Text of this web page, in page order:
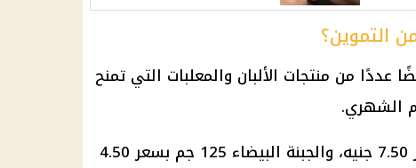
التموين؟
عددًا من منتجات الألبان والمعلبات التي تمنح
الشهري.
وجاءت الجبنة تتراباك 250 جم بسعر 7.50 جنيه، والجبنة البيضاء 125 جم بسعر 4.50